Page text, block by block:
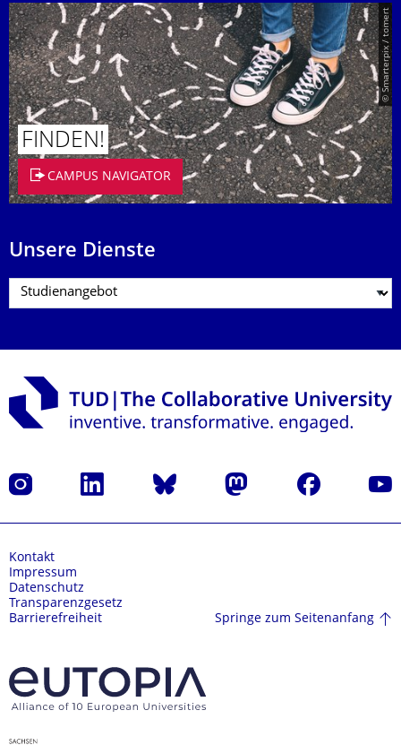
© Smarterpix / tomert
FINDEN!
CAMPUS NAVIGATOR
Unsere Dienste
Instagram LinkedIn Bluesky Mastodon Facebook
Kontakt
Impressum
Datenschutz
Transparenzgesetz
Barrierefreiheit
Springe zum Seitenanfang